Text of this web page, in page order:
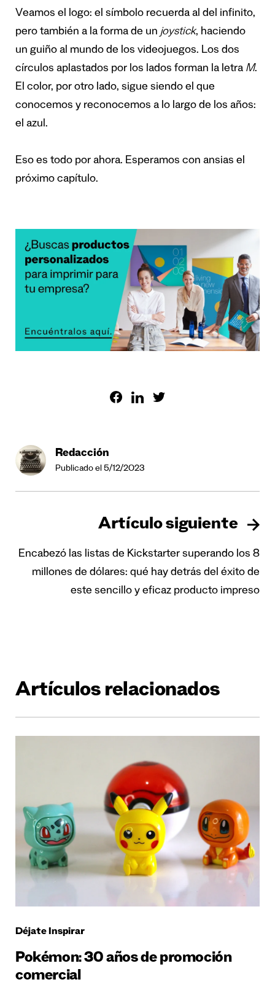
Veamos el logo: el símbolo recuerda al del infinito,
pero también a la forma de unjoystick, haciendo
un guiño al mundo de los videojuegos. Los dos
círculos aplastados por los lados forman la letra M.
El color, por otro lado, sigue siendo el que
conocemos y reconocemos a lo largo de los años:
el azul.
Eso es todo por ahora. Esperamos con ansias el
próximo capítulo.
Redacción
Publicado el 5/12/2023
Artículo siguiente
Encabezó las listas de Kickstarter superando los 8
millones de dólares: qué hay detrás del éxito de
este sencillo y eficaz producto impreso
Artículos relacionados
Déjate Inspirar
Pokémon: 30 años de promoción
comercial